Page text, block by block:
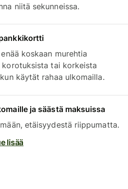
niitä sekunneissa.
koskaan murehtia
korotuksista tai korkeista
käytät rahaa ulkomailla.
ja säästä maksuissa
etäisyydestä riippumatta.
lisää